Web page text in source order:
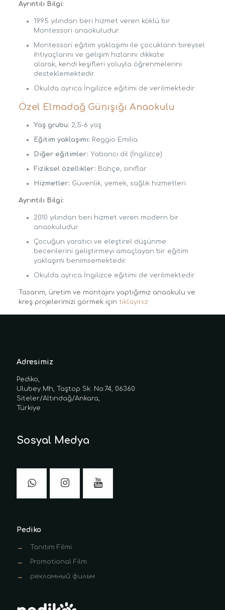
Ayrıntılı Bilgi:
1995 yılından beri hizmet veren köklü bir
Montessori anaokuludur.
Montessori eğitim yaklaşımı ile çocukların bireysel
ihtiyaçlarını ve gelişim hızlarını dikkate
alarak, kendi keşifleri yoluyla öğrenmelerini
desteklemektedir.
Okulda ayrıca İngilizce eğitimi de verilmektedir.
Özel Elmadağ Günışığı Anaokulu
Yaş grubu: 2,5-6 yaş
Eğitim yaklaşımı: Reggio Emilia
Diğer eğitimler: Yabancı dil (İngilizce)
Fiziksel özellikler: Bahçe, sınıflar
Hizmetler: Güvenlik, yemek, sağlık hizmetleri
Ayrıntılı Bilgi:
2010 yılından beri hizmet veren modern bir
anaokuludur.
Çocuğun yaratıcı ve eleştirel düşünme
becerilerini geliştirmeyi amaçlayan bir eğitim
yaklaşımı benimsemektedir.
Okulda ayrıca İngilizce eğitimi de verilmektedir.
Tasarım, üretim ve montajını yaptığımız anaokulu ve
kreş projelerimizi görmek için tıklayınız.
Adresimiz
Pediko,
Ulubey Mh, Taştop Sk. No:74, 06360
Siteler/Altındağ/Ankara,
Türkiye
Sosyal Medya
Pediko
→ Tanıtım Filmi
→ Promotional Film
→ рекламный фильм